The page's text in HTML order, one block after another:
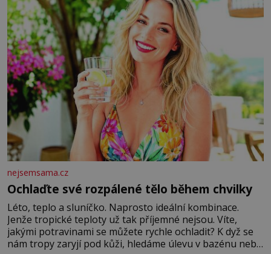
nejsemsama.cz
Ochlaďte své rozpálené tělo během chvilky
Léto, teplo a sluníčko. Naprosto ideální kombinace.
Jenže tropické teploty už tak příjemné nejsou. Víte,
jakými potravinami se můžete rychle ochladit? K dyž se
nám tropy zaryjí pod kůži, hledáme úlevu v bazénu nebo